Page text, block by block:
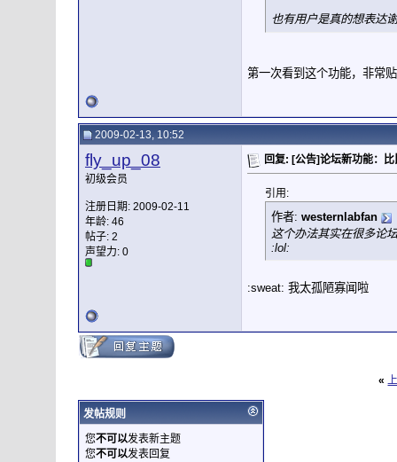
也有用户是真的想表达
第一次看到这个功能，非常
2009-02-13, 10:52
fly_up_08
初级会员
注册日期: 2009-02-11
年龄: 46
帖子: 2
声望力: 0
回复: [公告]论坛新功能：
引用:
作者: westernlabfan
这个办法其实在很多论
:lol:
:sweat: 我太孤陋寡闻啦
«
发帖规则
您不可以发表新主题
您不可以发表回复